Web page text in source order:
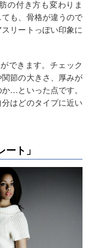
の付き方も変わりま
も、骨格が違うので
リートっぽい印象に
できます。チェック
節の大きさ、厚みが
…といった点です。
はどのタイプに近い
ト」